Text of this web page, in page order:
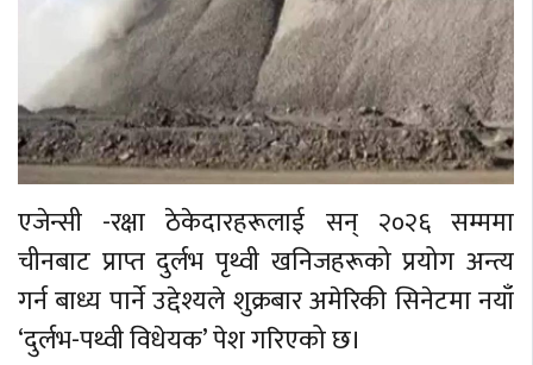
एजेन्सी -रक्षा ठेकेदारहरूलाई सन् २०२६ सम्ममा
चीनबाट प्राप्त दुर्लभ पृथ्वी खनिजहरूको प्रयोग अन्त्य
गर्न बाध्य पार्ने उद्देश्यले शुक्रबार अमेरिकी सिनेटमा नयाँ
‘दुर्लभ-पथ्वी विधेयक’ पेश गरिएको छ।